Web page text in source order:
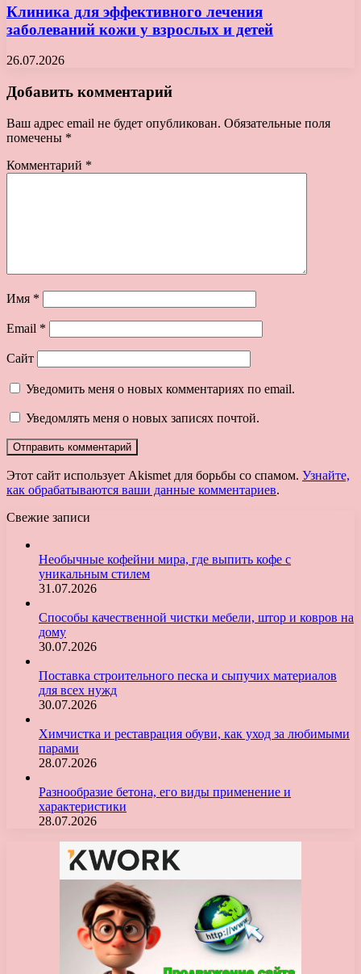
Клиника для эффективного лечения
заболеваний кожи у взрослых и детей
26.07.2026
Добавить комментарий
Ваш адрес email не будет опубликован. Обязательные поля
помечены *
Комментарий *
Имя *
Email *
Сайт
Уведомить меня о новых комментариях по email.
Уведомлять меня о новых записях почтой.
Этот сайт использует Akismet для борьбы со спамом. Узнайте,
как обрабатываются ваши данные комментариев.
Свежие записи
Необычные кофейни мира, где выпить кофе с
уникальным стилем
31.07.2026
Способы качественной чистки мебели, штор и ковров на
дому
30.07.2026
Поставка строительного песка и сыпучих материалов
для всех нужд
30.07.2026
Химчистка и реставрация обуви, как уход за любимыми
парами
28.07.2026
Разнообразие бетона, его виды применение и
характеристики
28.07.2026